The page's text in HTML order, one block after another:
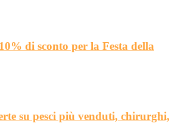
di sconto per la Festa della
su pesci più venduti, chirurghi,